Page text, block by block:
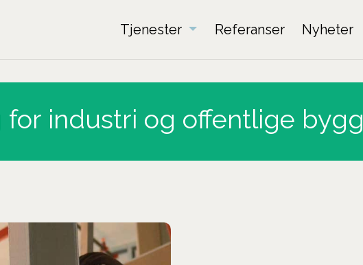
Tjenester Referanser Nyheter
industri og offentlige bygg